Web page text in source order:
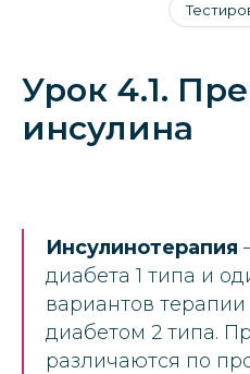
Урок 4.1.
инсулина
Инсулинотерапия
диабета 1 типа и
вариантов
диабетом 2 типа.
различаются по